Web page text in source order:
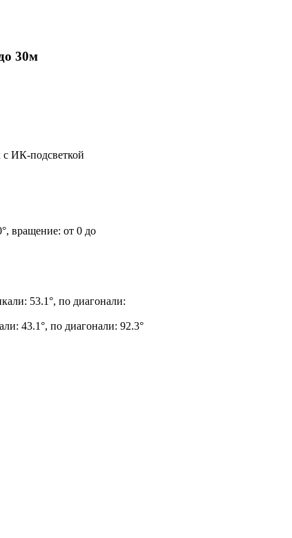
30м
с ИК-подсветкой
вращение: от 0 до
53.1°, по диагонали:
43.1°, по диагонали: 92.3°